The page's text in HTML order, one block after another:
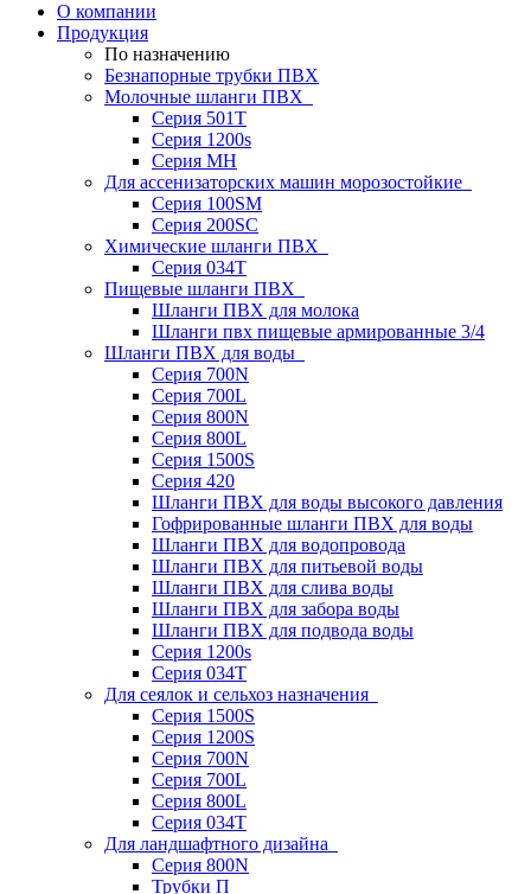
О компании
Продукция
По назначению
Безнапорные трубки ПВХ
Молочные шланги ПВХ
Серия 501T
Серия 1200s
Серия МН
Для ассенизаторских машин морозостойкие
Серия 100SM
Серия 200SС
Химические шланги ПВХ
Серия 034Т
Пищевые шланги ПВХ
Шланги ПВХ для молока
Шланги пвх пищевые армированные 3/4
Шланги ПВХ для воды
Серия 700N
Серия 700L
Серия 800N
Серия 800L
Серия 1500S
Серия 420
Шланги ПВХ для воды высокого давления
Гофрированные шланги ПВХ для воды
Шланги ПВХ для водопровода
Шланги ПВХ для питьевой воды
Шланги ПВХ для слива воды
Шланги ПВХ для забора воды
Шланги ПВХ для подвода воды
Серия 1200s
Серия 034Т
Для сеялок и сельхоз назначения
Серия 1500S
Серия 1200S
Серия 700N
Серия 700L
Серия 800L
Серия 034T
Для ландшафтного дизайна
Серия 800N
Трубки П